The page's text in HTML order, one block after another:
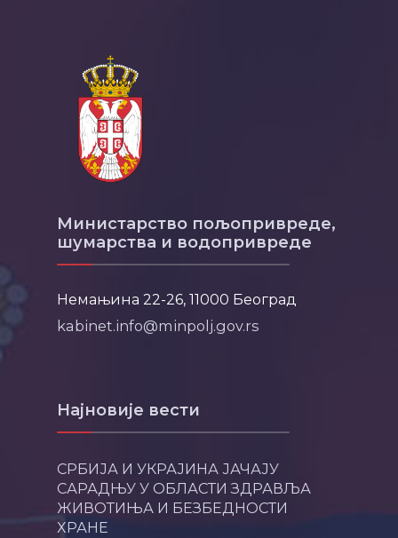
Министарство пољопривреде,
шумарства и водопривреде
Немањина 22-26, 11000 Београд
kabinet.info@minpolj.gov.rs
Најновије вести
СРБИЈА И УКРАЈИНА ЈАЧАЈУ
САРАДЊУ У ОБЛАСТИ ЗДРАВЉА
ЖИВОТИЊА И БЕЗБЕДНОСТИ
ХРАНЕ